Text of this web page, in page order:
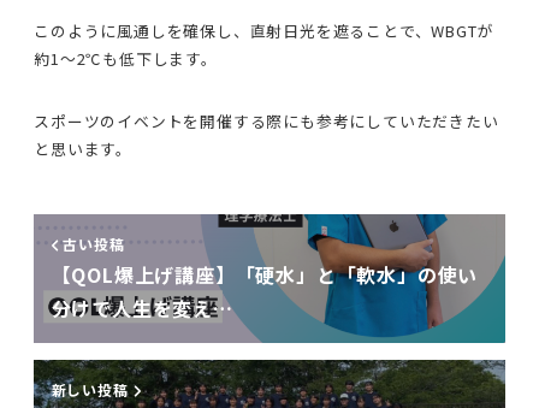
このように風通しを確保し、直射日光を遮ることで、WBGTが
約1〜2℃も低下します。
スポーツのイベントを開催する際にも参考にしていただきたい
と思います。
古い投稿
【QOL爆上げ講座】「硬水」と「軟水」の使い
分けで人生を変え…
新しい投稿